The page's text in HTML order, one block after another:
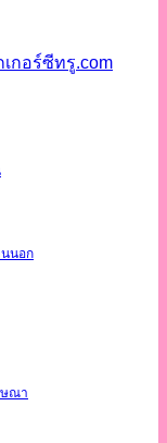
นนอก
ษณา
เกอร์ซีทรู.com